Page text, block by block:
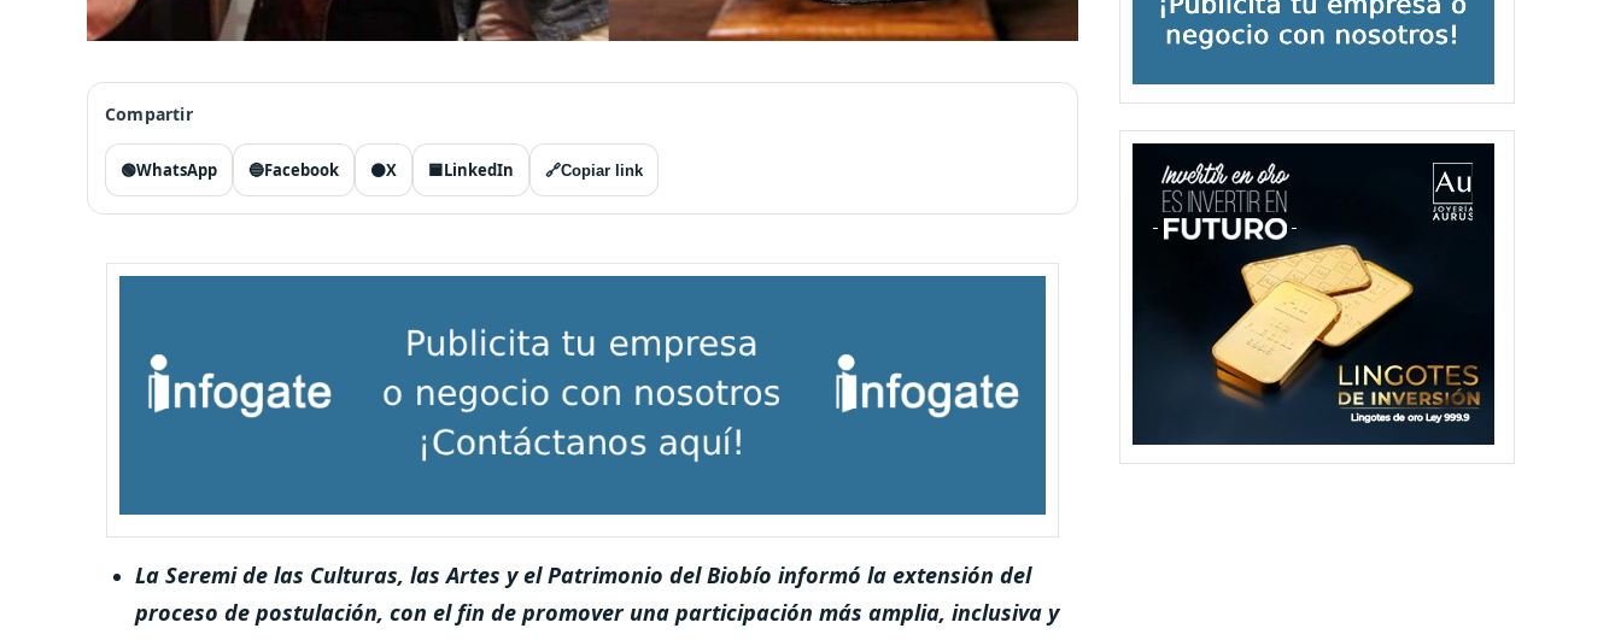
Compartir
🟢WhatsApp 🔵Facebook ⚫X 🟦LinkedIn 🔗Copiar link
La Seremi de las Culturas, las Artes y el Patrimonio del Biobío informó la extensión del
proceso de postulación, con el fin de promover una participación más amplia, inclusiva y